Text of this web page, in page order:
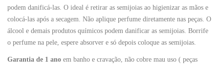
podem danificá-las. O ideal é retirar as semijoias ao higienizar as mãos e
colocá-las após a secagem. Não aplique perfume diretamente nas peças. O
álcool e demais produtos químicos podem danificar as semijoias. Borrife
o perfume na pele, espere absorver e só depois coloque as semijoias.
Garantia de 1 ano em banho e cravação, não cobre mau uso ( peças